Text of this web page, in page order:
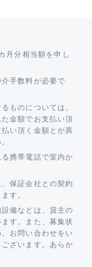
月分相当額を申し
手数料が必要で
ものについては、
金額でお支払い頂
い頂く金額とが異
携帯電話で室内か
保証会社との契約
す。
備などは、貸主の
す。また、募集状
お問い合わせをい
ざいます。あらか